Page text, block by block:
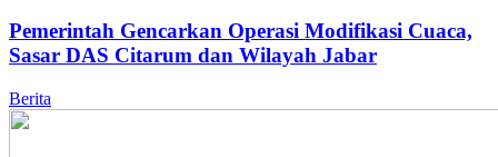
Pemerintah Gencarkan Operasi Modifikasi Cuaca,
Sasar DAS Citarum dan Wilayah Jabar
Berita